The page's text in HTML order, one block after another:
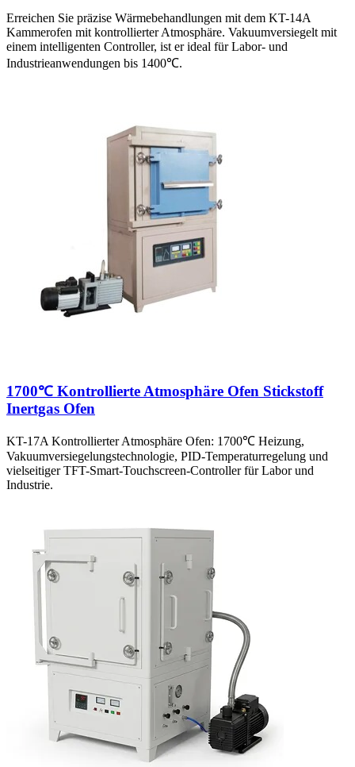
Erreichen Sie präzise Wärmebehandlungen mit dem KT-14A
Kammerofen mit kontrollierter Atmosphäre. Vakuumversiegelt mit
einem intelligenten Controller, ist er ideal für Labor- und
Industrieanwendungen bis 1400℃.
1700℃ Kontrollierte Atmosphäre Ofen Stickstoff
Inertgas Ofen
KT-17A Kontrollierter Atmosphäre Ofen: 1700℃ Heizung,
Vakuumversiegelungstechnologie, PID-Temperaturregelung und
vielseitiger TFT-Smart-Touchscreen-Controller für Labor und
Industrie.